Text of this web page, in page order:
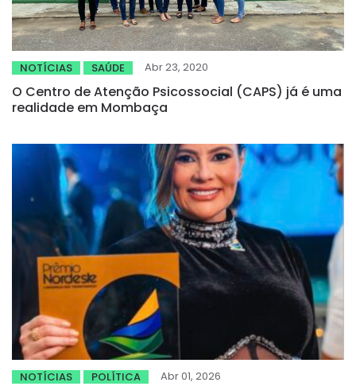
NOTÍCIAS SAÚDE Abr 23, 2020
O Centro de Atenção Psicossocial (CAPS) já é uma
realidade em Mombaça
NOTÍCIAS POLÍTICA Abr 01, 2026